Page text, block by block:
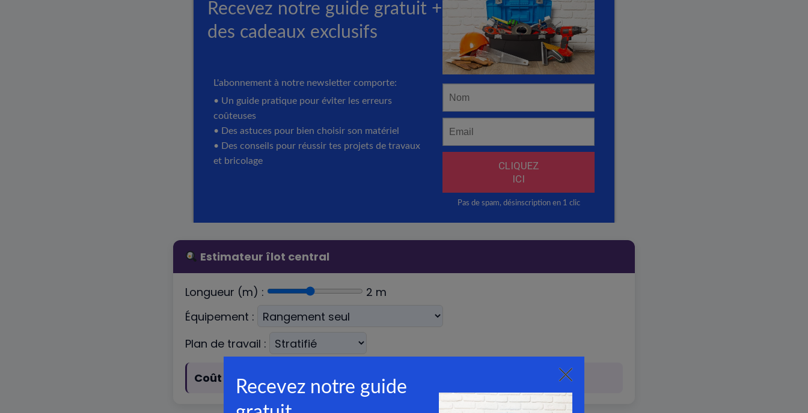
Estimateur îlot central
Longueur (m) : 2 m
Équipement :
Plan de travail :
Coût total : 3600